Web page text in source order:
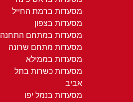
מסעדות ברמת החייל
מסעדות בצפון
מסעדות במתחם התחנה
מסעדות מתחם שרונה
מסעדות בממילא
מסעדות כשרות בתל
אביב
מסעדות בנמל יפו